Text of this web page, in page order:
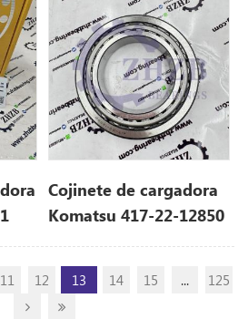
Cojinete de cargadora
Komatsu 417-22-12850
4172212850
11 12 13 14 15 ... 125